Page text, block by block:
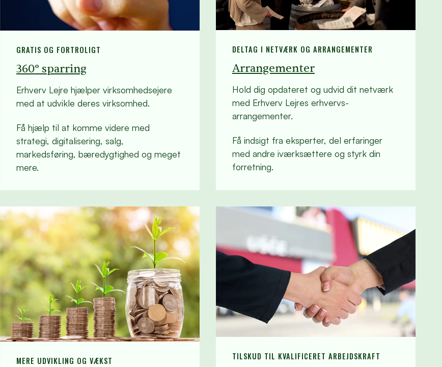
GRATIS OG FORTROLIGT
360° sparring
Erhverv Lejre hjælper virksomhedsejere
med at udvikle deres virksomhed.
Få hjælp til at komme videre med
strategi, digitalisering, salg,
markedsføring, bæredygtighed og meget
mere.
DELTAG I NETVÆRK OG ARRANGEMENTER
Arrangementer
Hold dig opdateret og udvid dit netværk
med Erhverv Lejres erhvervs-
arrangementer.
Få indsigt fra eksperter, del erfaringer
med andre iværksættere og styrk din
forretning.
MERE UDVIKLING OG VÆKST TILSKUD TIL KVALIFICERET ARBEJDSKRAFT